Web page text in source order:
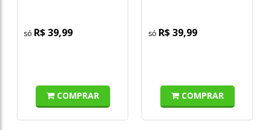
R$ 39,99
COMPRAR
R$ 39,99
COMPRAR